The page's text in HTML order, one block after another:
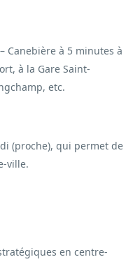
Canebière à 5 minutes à
à la Gare Saint-
etc.
(proche), qui permet de
ville.
en centre-